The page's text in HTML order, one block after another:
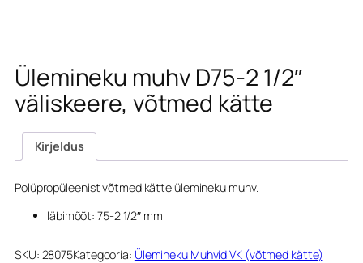
Ülemineku muhv D75-2 1/2″
väliskeere, võtmed kätte
Kirjeldus
Polüpropüleenist võtmed kätte ülemineku muhv.
läbimõõt: 75-2 1/2″ mm
SKU: 28075Kategooria: Ülemineku Muhvid VK (võtmed kätte)